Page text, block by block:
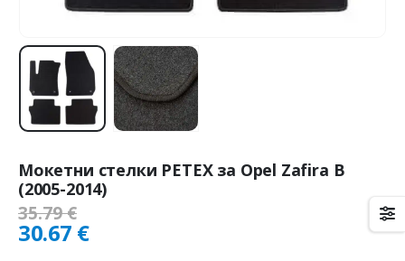
Мокетни стелки PETEX за Opel Zafira B
(2005-2014)
35.79€
30.67 €